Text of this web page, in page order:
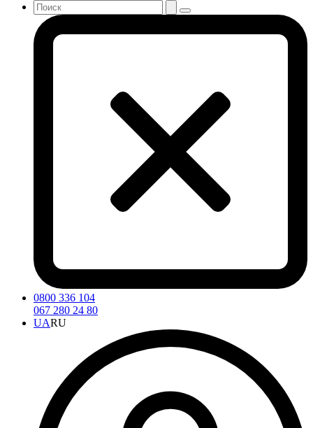
0800 336 104
067 280 24 80
UARU